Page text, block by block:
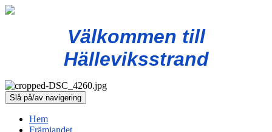
Välkommen till
Hälleviksstrand
Slå på/av navigering
Hem
Främjandet